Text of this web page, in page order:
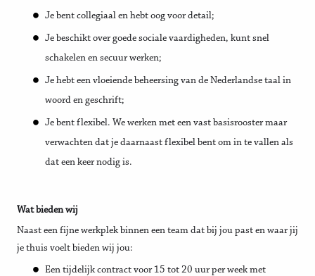
Je bent collegiaal en hebt oog voor detail;
Je beschikt over goede sociale vaardigheden, kunt snel
schakelen en secuur werken;
Je hebt een vloeiende beheersing van de Nederlandse taal in
woord en geschrift;
Je bent flexibel. We werken met een vast basisrooster maar
verwachten dat je daarnaast flexibel bent om in te vallen als
dat een keer nodig is.
Wat bieden wij
Naast een fijne werkplek binnen een team dat bij jou past en waar jij
je thuis voelt bieden wij jou:
Een tijdelijk contract voor 15 tot 20 uur per week met